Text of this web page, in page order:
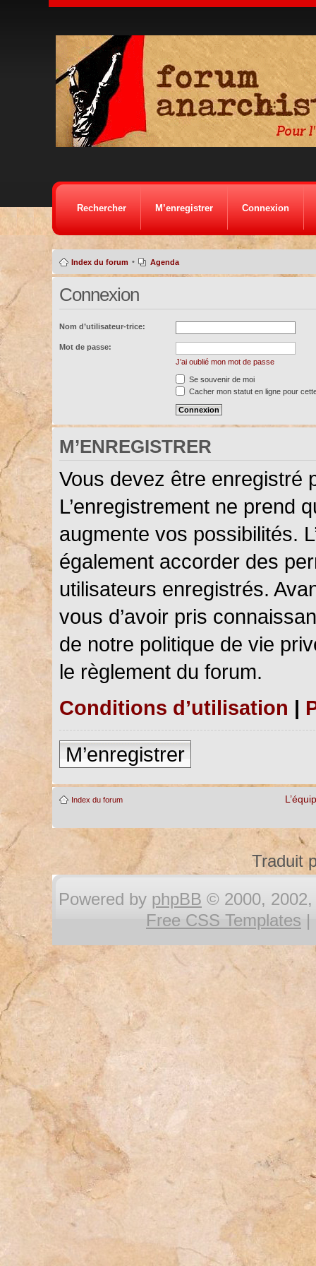
Rechercher M’enregistrer Connexion
Index du forum • Agenda
Connexion
Nom d’utilisateur-trice:
Mot de passe:
J’ai oublié mon mot de passe
Se souvenir de moi
Cacher mon statut en ligne pour
M’ENREGISTRER
Vous devez être enregistré
L’enregistrement ne prend
augmente vos possibilités.
également accorder des
utilisateurs enregistrés.
vous d’avoir pris
de notre politique de vie
le règlement du forum.
Conditions d’utilisation |
M’enregistrer
Index du forum
Traduit
Powered by phpBB © 2000, 2002,
Free CSS Templates |